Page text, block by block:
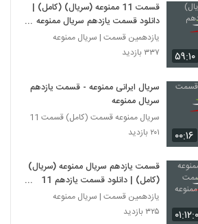
۵۹:۱۰
قسمت 11 ممنوعه (سریال) (کامل) |
دانلود قسمت یازدهم سریال ممنوعه -
HD
یازدهمین قسمت | سریال ممنوعه
۳۳۷ بازدید
۰۰:۱۶
سریال ایرانی ممنوعه - قسمت یازدهم
سریال ممنوعه
سریال ممنوعه قسمت (کامل) قسمت 11
۲۰۱ بازدید
قسمت یازدهم سریال ممنوعه (سریال)
(کامل) | دانلود قسمت یازدهم 11
سریال - سریال ممنوعه
یازدهمین قسمت | سریال ممنوعه
۳۲۵ بازدید